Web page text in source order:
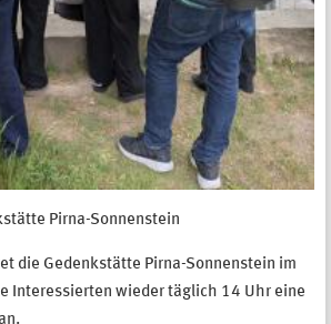
Pirna-Sonnenstein
die Gedenkstätte Pirna-Sonnenstein im
Interessierten wieder täglich 14 Uhr eine